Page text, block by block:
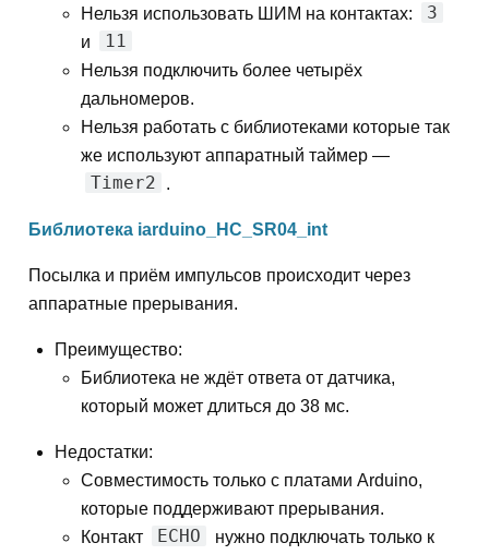
Нельзя использовать ШИМ на контактах:
3
и 11
Нельзя подключить более четырёх
дальномеров.
Нельзя работать с библиотеками которые так
же используют аппаратный таймер —
Timer2 .
Библиотека iarduino_HC_SR04_int
Посылка и приём импульсов происходит через
аппаратные прерывания.
Преимущество:
Библиотека не ждёт ответа от датчика,
который может длиться до 38 мс.
Недостатки:
Совместимость только с платами Arduino,
которые поддерживают прерывания.
Контакт
ECHO
нужно подключать только к